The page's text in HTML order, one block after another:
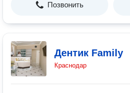
Позвонить
Дентик Family
Краснодар